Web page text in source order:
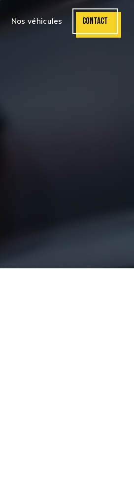
Nos véhicules CONTACT